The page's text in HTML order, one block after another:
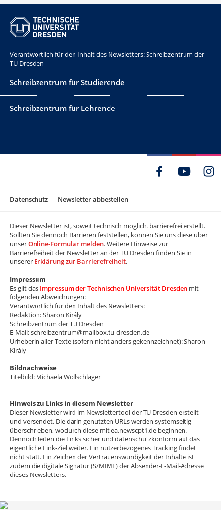
Verantwortlich für den Inhalt des Newsletters: Schreibzentrum der
TU Dresden
Schreibzentrum für Studierende
Schreibzentrum für Lehrende
Datenschutz Newsletter abbestellen
Dieser Newsletter ist, soweit technisch möglich, barrierefrei erstellt.
Sollten Sie dennoch Barrieren feststellen, können Sie uns diese über
unserOnline-Formular melden. Weitere Hinweise zur
Barrierefreiheit der Newsletter an der TU Dresden finden Sie in
unserer Erklärung zur Barrierefreiheit.
Impressum
Es gilt das Impressum der Technischen Universität Dresden mit
folgenden Abweichungen:
Verantwortlich für den Inhalt des Newsletters:
Redaktion: Sharon Király
Schreibzentrum der TU Dresden
E-Mail: schreibzentrum@mailbox.tu-dresden.de
Urheberin aller Texte (sofern nicht anders gekennzeichnet): Sharon
Király
Bildnachweise
Titelbild: Michaela Wollschläger
Hinweis zu Links in diesem Newsletter
Dieser Newsletter wird im Newslettertool der TU Dresden erstellt
und versendet. Die darin genutzten URLs werden systemseitig
überschrieben, wodurch diese mit ea.newscpt1.de beginnen.
Dennoch leiten die Links sicher und datenschutzkonform auf das
eigentliche Link-Ziel weiter. Ein nutzerbezogenes Tracking findet
nicht statt. Ein Zeichen der Vertrauenswürdigkeit der Inhalte ist
zudem die digitale Signatur (S/MIME) der Absender-E-Mail-Adresse
dieses Newsletters.